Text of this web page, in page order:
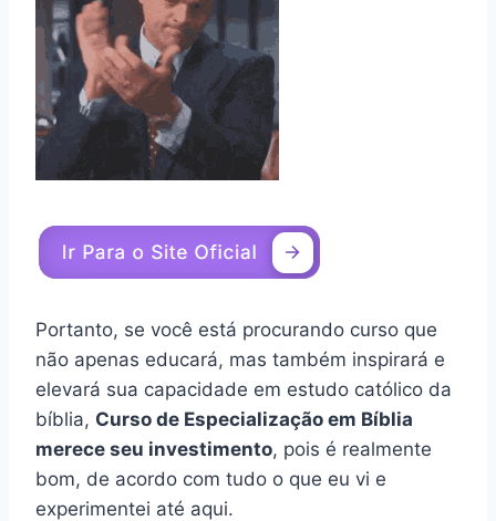
Portanto, se você está procurando curso que
não apenas educará, mas também inspirará e
elevará sua capacidade em estudo católico da
bíblia, Curso de Especialização em Bíblia
merece seu investimento, pois é realmente
bom, de acordo com tudo o que eu vi e
experimentei até aqui.